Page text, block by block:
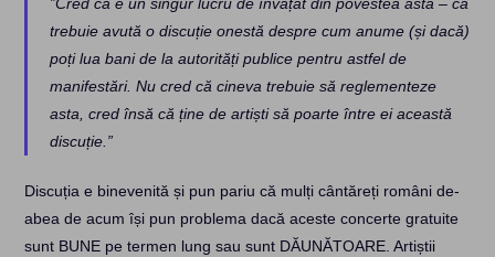
trebuie avută o discuție onestă despre cum anume (și dacă)
poți lua bani de la autorități publice pentru astfel de
manifestări. Nu cred că cineva trebuie să reglementeze
asta, cred însă că ține de artiști să poarte între ei această
discuție.”
Discuția e binevenită și pun pariu că mulți cântăreți români de-
abea de acum își pun problema dacă aceste concerte gratuite
sunt BUNE pe termen lung sau sunt DĂUNĂTOARE. Artiștii